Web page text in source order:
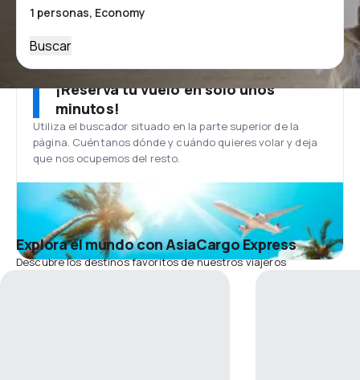
Buscar
¡Reserva tu vuelo en solo unos
minutos!
Utiliza el buscador situado en la parte superior de la
página. Cuéntanos dónde y cuándo quieres volar y deja
que nos ocupemos del resto.
Explora el mundo con AsiaCargo Express
Descubre los destinos favoritos de nuestros viajeros